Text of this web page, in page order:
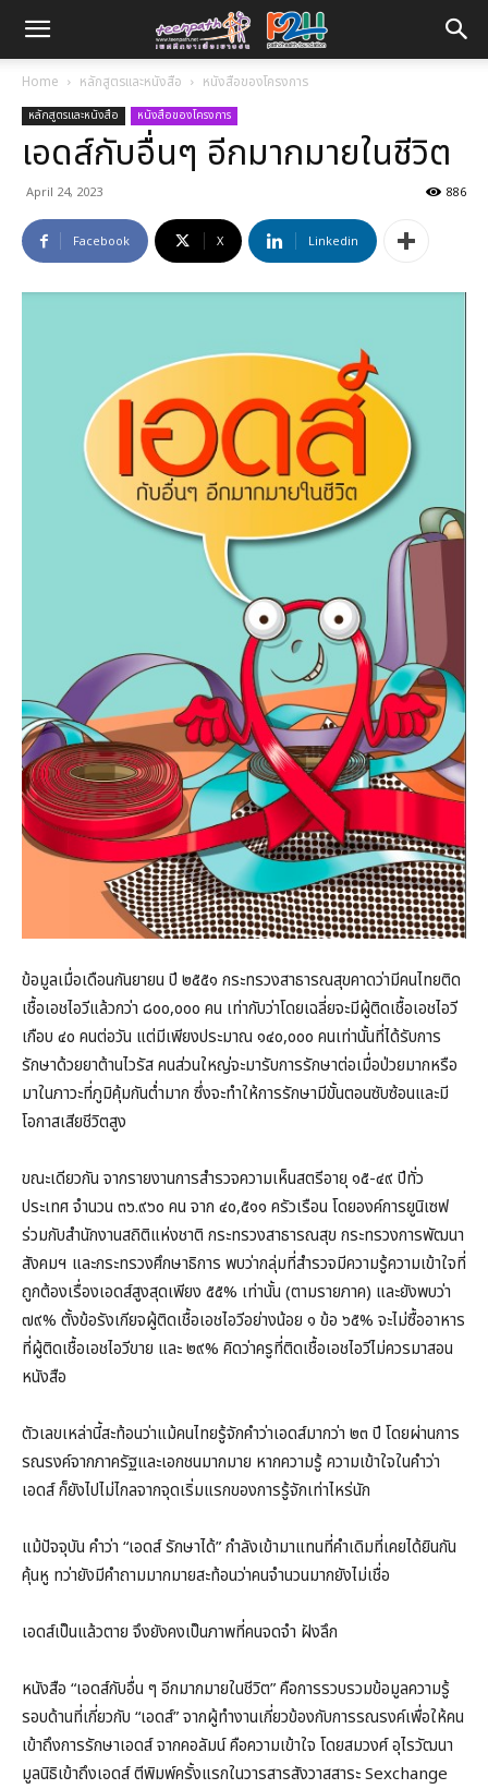
Home หลักสูตรและหนังสือ หนังสือของโครงการ
หลักสูตรและหนังสือ หนังสือของโครงการ
เอดส์กับอื่นๆ อีกมากมายในชีวิต
April 24, 2023 886
Facebook X Linkedin
ข้อมูลเมื่อเดือนกันยายน ปี ๒๕๕๑ กระทรวงสาธารณสุขคาดว่ามีคนไทยติด
เชื้อเอชไอวีแล้วกว่า ๘๐๐,๐๐๐ คน เท่ากับว่าโดยเฉลี่ยจะมีผู้ติดเชื้อเอชไอวี
เกือบ ๔๐ คนต่อวัน แต่มีเพียงประมาณ ๑๔๐,๐๐๐ คนเท่านั้นที่ได้รับการ
รักษาด้วยยาต้านไวรัส คนส่วนใหญ่จะมารับการรักษาต่อเมื่อป่วยมากหรือ
มาในภาวะที่ภูมิคุ้มกันต่ำมาก ซึ่งจะทำให้การรักษามีขั้นตอนซับซ้อนและมี
โอกาสเสียชีวิตสูง
ขณะเดียวกัน จากรายงานการสำรวจความเห็นสตรีอายุ ๑๕-๔๙ ปีทั่ว
ประเทศ จำนวน ๓๖.๙๖๐ คน จาก ๔๐,๕๑๑ ครัวเรือน โดยองค์การยูนิเซฟ
ร่วมกับสำนักงานสถิติแห่งชาติ กระทรวงสาธารณสุข กระทรวงการพัฒนา
สังคมฯ และกระทรวงศึกษาธิการ พบว่ากลุ่มที่สำรวจมีความรู้ความเข้าใจที่
ถูกต้องเรื่องเอดส์สูงสุดเพียง ๕๕% เท่านั้น (ตามรายภาค) และยังพบว่า
๗๙% ตั้งข้อรังเกียจผู้ติดเชื้อเอชไอวีอย่างน้อย ๑ ข้อ ๖๕% จะไม่ซื้ออาหาร
ที่ผู้ติดเชื้อเอชไอวีขาย และ ๒๙% คิดว่าครูที่ติดเชื้อเอชไอวีไม่ควรมาสอน
หนังสือ
ตัวเลขเหล่านี้สะท้อนว่าแม้คนไทยรู้จักคำว่าเอดส์มากว่า ๒๓ ปี โดยผ่านการ
รณรงค์จากภาครัฐและเอกชนมากมาย หากความรู้ ความเข้าใจในคำว่า
เอดส์ ก็ยังไปไม่ไกลจากจุดเริ่มแรกของการรู้จักเท่าไหร่นัก
แม้ปัจจุบัน คำว่า “เอดส์ รักษาได้” กำลังเข้ามาแทนที่คำเดิมที่เคยได้ยินกัน
คุ้นหู ทว่ายังมีคำถามมากมายสะท้อนว่าคนจำนวนมากยังไม่เชื่อ
เอดส์เป็นแล้วตาย จึงยังคงเป็นภาพที่คนจดจำ ฝังลึก
หนังสือ “เอดส์กับอื่น ๆ อีกมากมายในชีวิต” คือการรวบรวมข้อมูลความรู้
รอบด้านที่เกี่ยวกับ “เอดส์” จากผู้ทำงานเกี่ยวข้องกับการรณรงค์เพื่อให้คน
เข้าถึงการรักษาเอดส์ จากคอลัมน์ คือความเข้าใจ โดยสมวงศ์ อุไรวัฒนา
มูลนิธิเข้าถึงเอดส์ ตีพิมพ์ครั้งแรกในวารสารสังวาสสาระ Sexchange